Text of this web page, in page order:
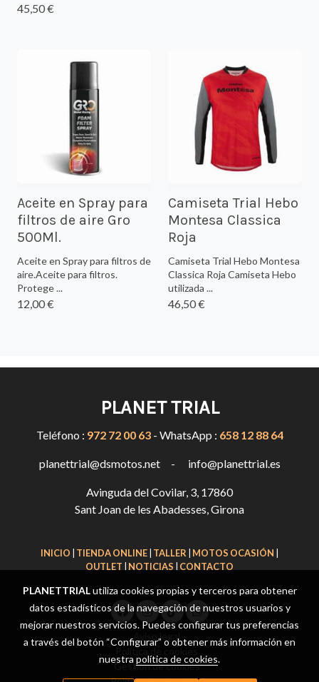
45,50 €
Aceite en Spray para
filtros de aire Gro
500Ml.
Aceite en Spray para filtros de
aire.Aceite para filtros.
Protege ...
12,00 €
Camiseta Trial Hebo
Montesa Classica
Roja
Camiseta Trial Hebo Montesa
Classica Roja Camiseta Hebo
utilizada ...
46,50 €
PLANET TRIAL
Teléfono : 972 72 00 63- WhatsApp : 658 12 88 64
planettrial@dsmotos.net - info@planettrial.es
Avinguda del Covilar, 3, 17860
Sant Joan de les Abadesses, Girona
INICIO TIENDA ONLINE TALLER MOTOS OCASIÓN
OUTLET
NOTICIAS CONTACTO
Aviso legal
Política de cookies
Gestión de cookies
PLANETTRIALutiliza cookies propias y terceros para obtener
datos estadísticos de la navegación de nuestros usuarios y
mejorar nuestros servicios. Puedes configurar tus preferencias
a través del botón “Configurar” o obtener más información en
nuestra política de cookies.